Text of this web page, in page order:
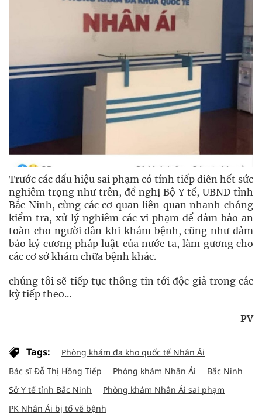
Trước các dấu hiệu sai phạm có tính tiếp diễn hết sức
nghiêm trọng như trên, đề nghị Bộ Y tế, UBND tỉnh
Bắc Ninh, cùng các cơ quan liên quan nhanh chóng
kiểm tra, xử lý nghiêm các vi phạm để đảm bảo an
toàn cho người dân khi khám bệnh, cũng như đảm
bảo kỷ cương pháp luật của nước ta, làm gương cho
các cơ sở khám chữa bệnh khác.
chúng tôi sẽ tiếp tục thông tin tới độc giả trong các
kỳ tiếp theo...
PV
Tags:
Phòng khám đa kho quốc tế Nhân Ái
Bác sĩ Đỗ Thị Hồng Tiếp
Phòng khám Nhân Ái
Bắc Ninh
Sở Y tế tỉnh Bắc Ninh
Phòng khám Nhân Ái sai phạm
PK Nhân Ái bị tố vẽ bệnh